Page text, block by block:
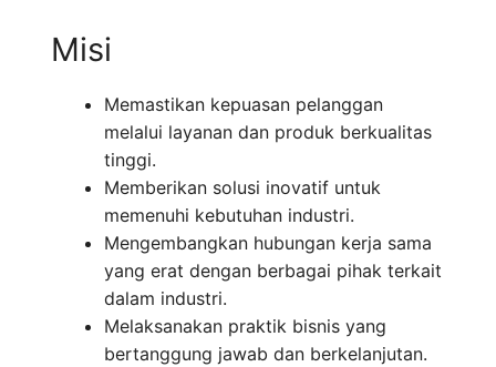
Misi
Memastikan kepuasan pelanggan
melalui layanan dan produk berkualitas
tinggi.
Memberikan solusi inovatif untuk
memenuhi kebutuhan industri.
Mengembangkan hubungan kerja sama
yang erat dengan berbagai pihak terkait
dalam industri.
Melaksanakan praktik bisnis yang
bertanggung jawab dan berkelanjutan.